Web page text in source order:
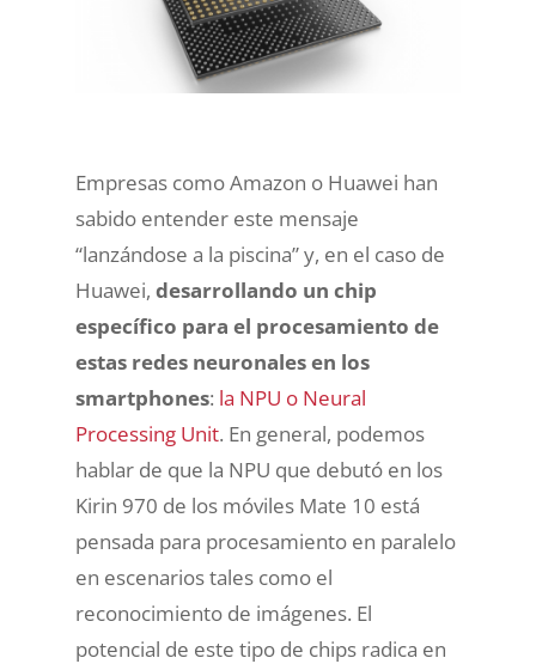
Empresas como Amazon o Huawei han
sabido entender este mensaje
“lanzándose a la piscina” y, en el caso de
Huawei, desarrollando un chip
específico para el procesamiento de
estas redes neuronales en los
smartphones: la NPU o Neural
Processing Unit. En general, podemos
hablar de que la NPU que debutó en los
Kirin 970 de los móviles Mate 10 está
pensada para procesamiento en paralelo
en escenarios tales como el
reconocimiento de imágenes. El
potencial de este tipo de chips radica en